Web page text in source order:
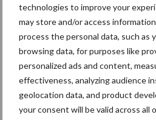
technologies to improve your
may store and/or access
process the personal data, such as
browsing data, for purposes like
personalized ads and content,
effectiveness, analyzing audience
geolocation data, and product
your consent will be valid across all
6. Wijziging
activiteiten
Bij aantal eco- activiteiten is de
percelen waar gras met kruiden
staan. Dit was 1 april. Dit bied kansen